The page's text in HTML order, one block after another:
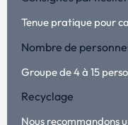
Tenue pratique pour
Nombre de
Groupe de 4 à 15
Recyclage
Nous recommandons